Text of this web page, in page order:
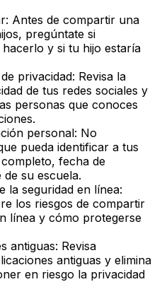
Antes de compartir una
pregúntate si
y si tu hijo estaría
privacidad: Revisa la
de tus redes sociales y
personas que conoces
personal: No
pueda identificar a tus
fecha de
su escuela.
la seguridad en línea:
los riesgos de compartir
línea y cómo protegerse
antiguas: Revisa
antiguas y elimina
en riesgo la privacidad